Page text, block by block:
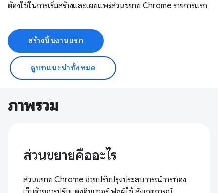
ต้องใช้ในการเริ่มสร้างและเผยแพร่ส่วนขยาย Chrome รายการแรก
สร้างชิ้นงานแรก
ดูบทแนะนำทั้งหมด
ภาพรวม
ส่วนขยายคืออะไร
ส่วนขยาย Chrome ช่วยปรับปรุงประสบการณ์การท่อง